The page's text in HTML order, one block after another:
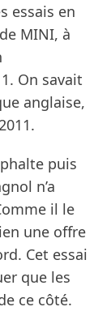
essais en
MINI, à
On savait
anglaise,
puis
n’a
il le
une offre
Cet essai
que les
ce côté.